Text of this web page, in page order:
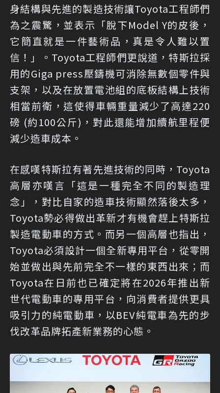
身結構與先進的製造技術讓Toyota工程師們
為之震驚，並表示「脫下Model Y的皮後，
它簡直就是一件藝術品，真是令人難以置
信！」。Toyota工程師們更說道，特斯拉採
用的Giga press壓鑄機可消除無數個零件與
支架，以及在放置電池組的底板結構上技術
相當前衛，這使得車輛重量減少了高達220
磅 (約100公斤)，對此還能增加續航里程便
減少造車成本。
在感嘆特斯拉有著先進技術的同時，Toyota
高層亦嘆言「這是一種完全不同的製造理
念」，對比自家的造車技術顯然落後太多，
Toyota勢必得做出革新才有機會趕上特斯拉
製造電動車的方式。而另一個高層也指出，
Toyota必須設計一個全新專用平台，從零開
始並做出與先前完全不一樣的東西出來；而
Toyota在日前也已確定將在2026年推出新
世代電動車的專用平台，向消費者提供更具
吸引力的純電動車，以BEV純電車為先的步
伐改革品牌拓產新業務的心態。